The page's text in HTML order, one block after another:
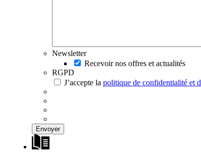
Newsletter
Recevoir nos offres et actualités
RGPD
J’accepte la politique de confidentialité et